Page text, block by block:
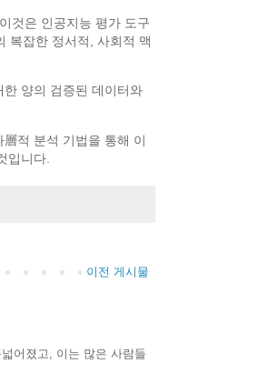
것은 인공지능 평가 도구
복잡한 정서적, 사회적 맥
양의 검증된 데이터와
적 분석 기법을 통해 이
입니다.
이전 게시물
어졌고, 이는 많은 사람들